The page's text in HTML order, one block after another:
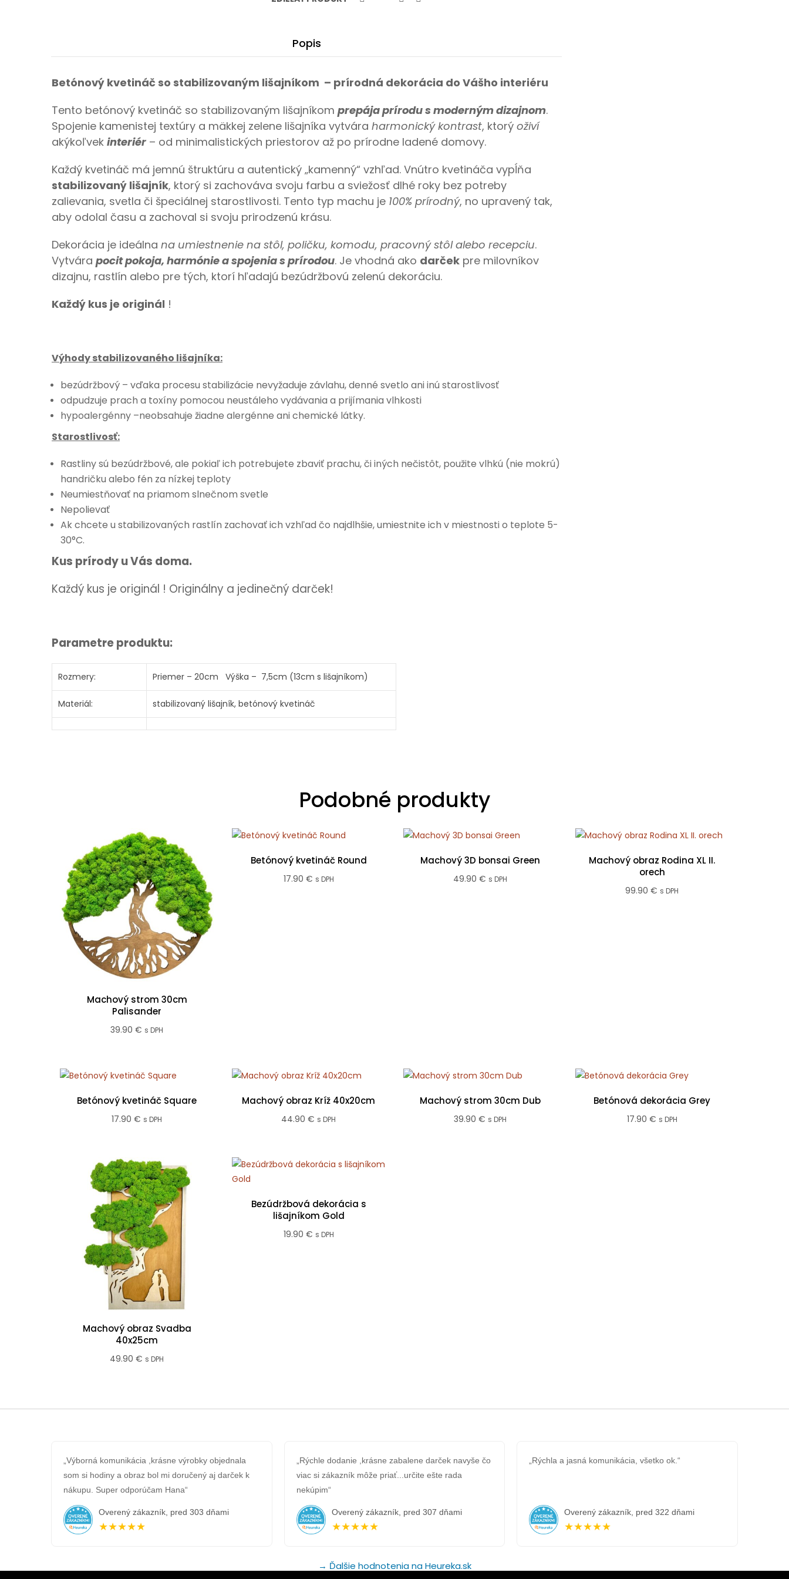
Popis
Betónový kvetináč so stabilizovaným lišajníkom – prírodná dekorácia do Vášho interiéru
Tento betónový kvetináč so stabilizovaným lišajníkom prepája prírodu s moderným dizajnom.
Spojenie kamenistej textúry a mäkkej zelene lišajníka vytvára harmonický kontrast, ktorý oživí
akýkoľvek interiér – od minimalistických priestorov až po prírodne ladené domovy.
Každý kvetináč má jemnú štruktúru a autentický „kamenný“ vzhľad. Vnútro kvetináča vypĺňa
stabilizovaný lišajník, ktorý si zachováva svoju farbu a sviežosť dlhé roky bez potreby
zalievania, svetla či špeciálnej starostlivosti. Tento typ machu je 100% prírodný, no upravený tak,
aby odolal času a zachoval si svoju prirodzenú krásu.
Dekorácia je ideálna na umiestnenie na stôl, poličku, komodu, pracovný stôl alebo recepciu.
Vytvára pocit pokoja, harmónie a spojenia s prírodou. Je vhodná ako darček pre milovníkov
dizajnu, rastlín alebo pre tých, ktorí hľadajú bezúdržbovú zelenú dekoráciu.
Každý kus je originál !
Výhody stabilizovaného lišajníka:
bezúdržbový – vďaka procesu stabilizácie nevyžaduje závlahu, denné svetlo ani inú starostlivosť
odpudzuje prach a toxíny pomocou neustáleho vydávania a prijímania vlhkosti
hypoalergénny –neobsahuje žiadne alergénne ani chemické látky.
Starostlivosť:
Rastliny sú bezúdržbové, ale pokiaľ ich potrebujete zbaviť prachu, či iných nečistôt, použite vlhkú (nie mokrú)
handričku alebo fén za nízkej teploty
Neumiestňovať na priamom slnečnom svetle
Nepolievať
Ak chcete u stabilizovaných rastlín zachovať ich vzhľad čo najdlhšie, umiestnite ich v miestnosti o teplote 5-
30°C.
Kus prírody u Vás doma.
Každý kus je originál ! Originálny a jedinečný darček!
Parametre produktu:
Rozmery: Priemer – 20cm Výška – 7,5cm (13cm s lišajníkom)
Materiál: stabilizovaný lišajník, betónový kvetináč
Podobné produkty
Machový strom 30cm
Palisander
39.90€ s DPH
Betónový kvetináč Round
17.90 € s DPH
Machový 3D bonsai Green
49.90€ s DPH
Machový obraz Rodina XL II.
orech
99.90€ s DPH
Betónový kvetináč Square
17.90€ s DPH
Machový obraz Kríž 40x20cm
44.90€ s DPH
Machový strom 30cm Dub
39.90€ s DPH
Betónová dekorácia Grey
17.90 € s DPH
Machový obraz Svadba
40x25cm
49.90€ s DPH
Bezúdržbová dekorácia s
lišajníkom Gold
19.90 € s DPH
„Výborná komunikácia ,krásne výrobky objednala
som si hodiny a obraz bol mi doručený aj darček k
nákupu. Super odporúčam Hana“
Overený zákazník, pred 303 dňami
★★★★★
„Rýchle dodanie ,krásne zabalene darček navyše čo
viac si zákazník môže priať...určite ešte rada
nekúpim“
Overený zákazník, pred 307 dňami
★★★★★
„Rýchla a jasná komunikácia, všetko ok.“
Overený zákazník, pred 322 dňami
★★★★★
→ Ďalšie hodnotenia na Heureka.sk